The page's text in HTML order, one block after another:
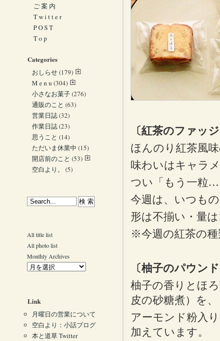
〔紅茶のファッ
ほんのり紅茶風
味わいはキャラ
つい「もう一粒…
今週は、いつも
形は不揃い・量
※今週の紅茶の
〔柚子のパウン
柚子の香りとほ
皮の砂糖煮）を、
アーモンド粉入
加えています。
ご 案 内
T w i t t e r
P O S T
T o p
Categories
おしらせ(179)
M e n u (304)
小さなお菓子(276)
通販のこと (63)
営業日誌(32)
作業日誌(23)
思うこと (14)
ただいま休業中 (15)
開店前のこと (53)
空白より。
(5)
All title list
All photo list
Monthly Archives
Link
月曜日の営業について
空白より：小話ブログ
本と道草 Twitter